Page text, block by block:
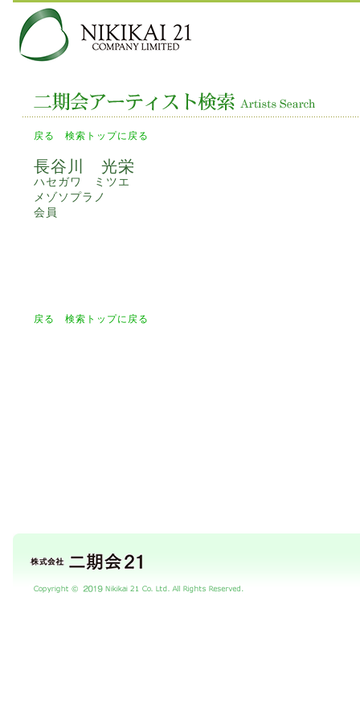
戻る 検索トップに戻る
長谷川 光栄
ハセガワ ミツエ
メゾソプラノ
会員
戻る 検索トップに戻る